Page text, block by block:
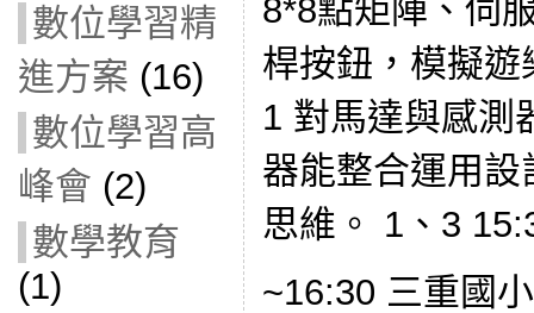
數位學習精
進方案 (16)
數位學習高
峰會 (2)
數學教育
(1)
8*8點矩陣、伺
桿按鈕，模擬
1 對馬達與感測
器能整合運用
思維。 1、3
~16:30 三重國小